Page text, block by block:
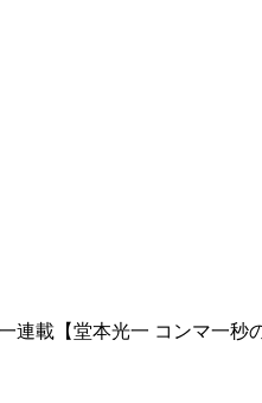
載【堂本光一 コンマ一